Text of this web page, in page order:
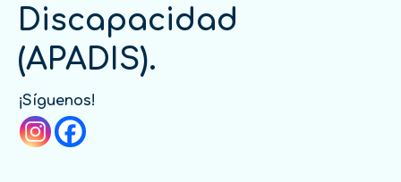
Discapacidad
(APADIS).
¡Síguenos!